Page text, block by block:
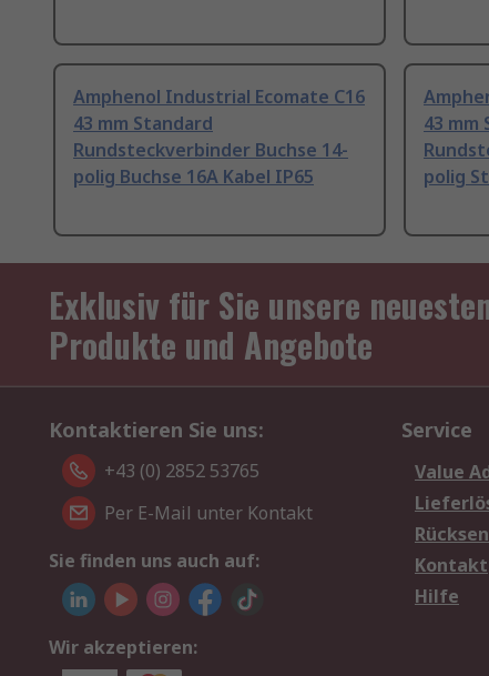
Amphenol Industrial Ecomate C16
43 mm Standard
Rundsteckverbinder Buchse 14-
polig Buchse 16A Kabel IP65
43 mm
polig
Exklusiv für Sie unsere
Produkte und Angebote
Kontaktieren Sie uns:
+43 (0) 2852 53765
Per E-Mail unter Kontakt
Sie finden uns auch auf:
Wir akzeptieren:
Service
Value
Kontakt
Hilfe